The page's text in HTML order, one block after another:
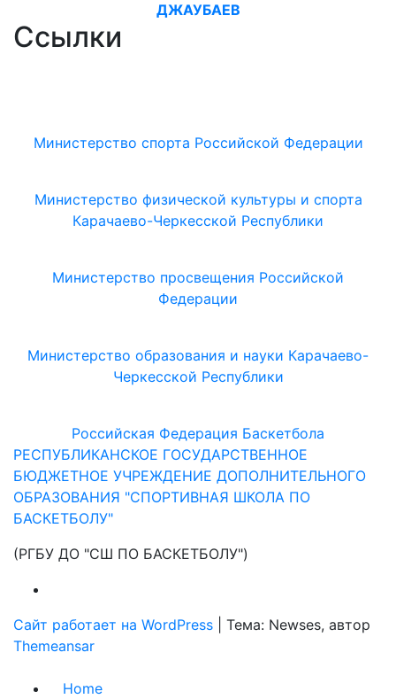
ДЖАУБАЕВ
Ссылки
Министерство спорта Российской Федерации
Министерство физической культуры и спорта
Карачаево-Черкесской Республики
Министерство просвещения Российской
Федерации
Министерство образования и науки Карачаево-
Черкесской Республики
Российская Федерация Баскетбола
РЕСПУБЛИКАНСКОЕ ГОСУДАРСТВЕННОЕ
БЮДЖЕТНОЕ УЧРЕЖДЕНИЕ ДОПОЛНИТЕЛЬНОГО
ОБРАЗОВАНИЯ "СПОРТИВНАЯ ШКОЛА ПО
БАСКЕТБОЛУ"
(РГБУ ДО "СШ ПО БАСКЕТБОЛУ")
Сайт работает на WordPress
Тема: Newses, автор
Themeansar
Home